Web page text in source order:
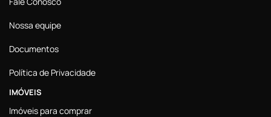
Nossa equipe
Documentos
Política de Privacidade
IMÓVEIS
Imóveis para comprar